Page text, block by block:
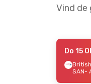
Vind de
- Di 20 Okt.
2 Stops
Do 15
SAN-